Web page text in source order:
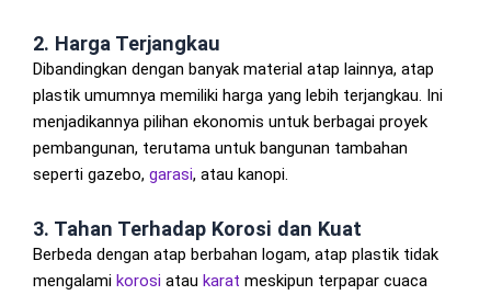
2. Harga Terjangkau
Dibandingkan dengan banyak material atap lainnya, atap
plastik umumnya memiliki harga yang lebih terjangkau. Ini
menjadikannya pilihan ekonomis untuk berbagai proyek
pembangunan, terutama untuk bangunan tambahan
seperti gazebo, garasi, atau kanopi.
3. Tahan Terhadap Korosi dan Kuat
Berbeda dengan atap berbahan logam, atap plastik tidak
mengalami korosi atau karat meskipun terpapar cuaca